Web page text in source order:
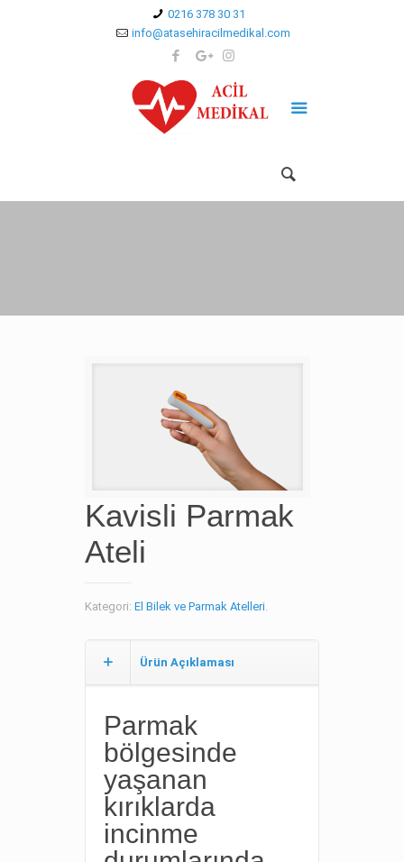
0216 378 30 31
info@atasehiracilmedikal.com
Kavisli Parmak
Ateli
Kategori: El Bilek ve Parmak Atelleri.
Ürün Açıklaması
Parmak
bölgesinde
yaşanan
kırıklarda
incinme